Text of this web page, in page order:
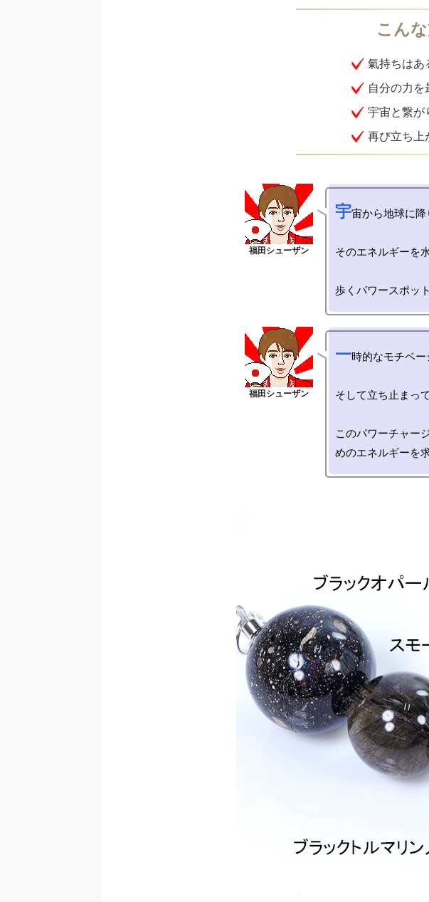
氣持ちはあ
自分の力を
宇宙と繋が
再び立ち上
宇宙から地球に
そのエネルギーを
一時的なモチベー
そして立ち止まっ
このパワーチャー